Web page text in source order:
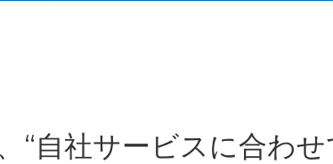
“自社サービスに合わせ